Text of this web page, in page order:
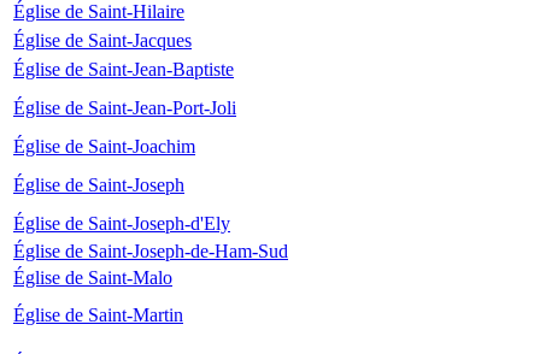
Église de Saint-Hilaire
Église de Saint-Jacques
Église de Saint-Jean-Baptiste
Église de Saint-Jean-Port-Joli
Église de Saint-Joachim
Église de Saint-Joseph
Église de Saint-Joseph-d'Ely
Église de Saint-Joseph-de-Ham-Sud
Église de Saint-Malo
Église de Saint-Martin